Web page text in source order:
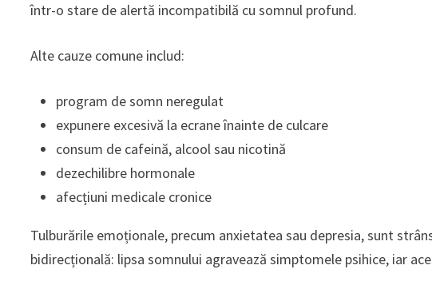
într-o stare de alertă incompatibilă cu somnul profund.
Alte cauze comune includ:
program de somn neregulat
expunere excesivă la ecrane înainte de culcare
consum de cafeină, alcool sau nicotină
dezechilibre hormonale
afecțiuni medicale cronice
Tulburările emoționale, precum anxietatea sau depresia, sunt
bidirecțională: lipsa somnului agravează simptomele psihice, iar